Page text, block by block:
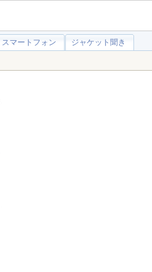
スマートフォン ジャケット聞き